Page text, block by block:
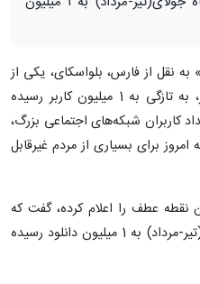
» به نقل از فارس، بلواسکای، یکی از
قابل توجه ترین جایگزین های توییتر، به تازگی به 1 میلیون کاربر رسیده
کاربران شبکه‌های اجتماعی بزرگ،
برای بسیاری از مردم غیرقابل
نقطه عطف را اعلام کرده، گفت که
اپلیکیشن این سرویس در ماه جولای(تیر-مرداد) به 1 میلیون دانلود رسیده